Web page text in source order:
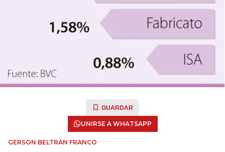
GUARDAR
UNIRSE A WHATSAPP
GERSON BELTRÁN FRANCO